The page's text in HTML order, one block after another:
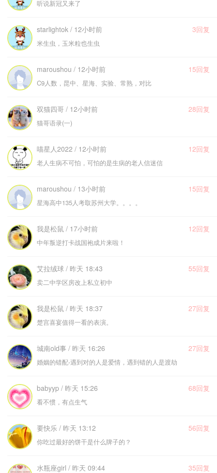
听说新冠又来了
starlightok / 12小时前 3回复
米生虫，玉米粒也生虫
maroushou / 12小时前 15回复
C9人数，昆中、星海、实验、常熟，对比
双猫四哥 / 12小时前 28回复
猫哥语录(一)
喵星人2022 / 12小时前 12回复
老人生病不可怕，可怕的是生病的老人信迷信
maroushou / 13小时前 15回复
星海高中135人考取苏州大学。。。。
我是松鼠 / 17小时前 12回复
中年叛逆打卡战国袍成片来啦！
艾拉绒球 / 昨天 18:43 55回复
卖二中学区房改上私立初中
我是松鼠 / 昨天 18:37 27回复
楚宫喜宴值得一看的表演。
城南old事 / 昨天 16:26 27回复
婚姻的错配-遇到对的人是爱情，遇到错的人是渡劫
babyyp / 昨天 15:26 68回复
看不惯，有点生气
要快乐 / 昨天 13:12 56回复
你吃过最好的饼干是什么牌子的？
水瓶座girl / 昨天 09:44 35回复